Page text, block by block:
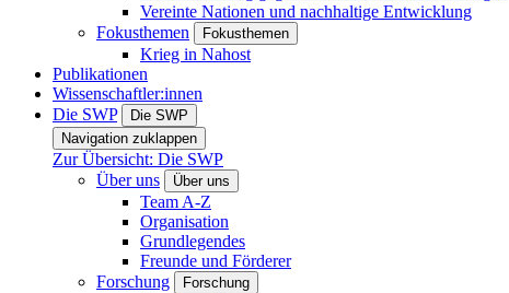
Vereinte Nationen und nachhaltige Entwicklung
Fokusthemen
Fokusthemen
Krieg in Nahost
Publikationen
Wissenschaftler:innen
Die SWP
Die SWP
Navigation zuklappen
Zur Übersicht: Die SWP
Über uns
Über uns
Team A-Z
Organisation
Grundlegendes
Freunde und Förderer
Forschung
Forschung